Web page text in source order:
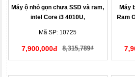
Máy ộ nhỏ gọn chưa SSD và ram,
intel Core i3 4010U,
Mã SP: 10725
7,900,000đ 8,315,789₫
Máy
Ram